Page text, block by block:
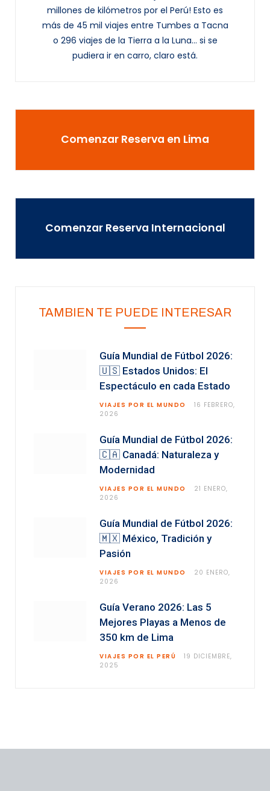
millones de kilómetros por el Perú! Esto es
más de 45 mil viajes entre Tumbes a Tacna
o 296 viajes de la Tierra a la Luna... si se
pudiera ir en carro, claro está.
Comenzar Reserva en Lima
Comenzar Reserva Internacional
TAMBIEN TE PUEDE INTERESAR
Guía Mundial de Fútbol 2026:
🇺🇸 Estados Unidos: El
Espectáculo en cada Estado
VIAJES POR EL MUNDO
16 FEBRERO,
2026
Guía Mundial de Fútbol 2026:
🇨🇦 Canadá: Naturaleza y
Modernidad
VIAJES POR EL MUNDO
21 ENERO,
2026
Guía Mundial de Fútbol 2026:
🇲🇽 México, Tradición y
Pasión
VIAJES POR EL MUNDO
20 ENERO,
2026
Guía Verano 2026: Las 5
Mejores Playas a Menos de
350 km de Lima
VIAJES POR EL PERÚ
19 DICIEMBRE,
2025